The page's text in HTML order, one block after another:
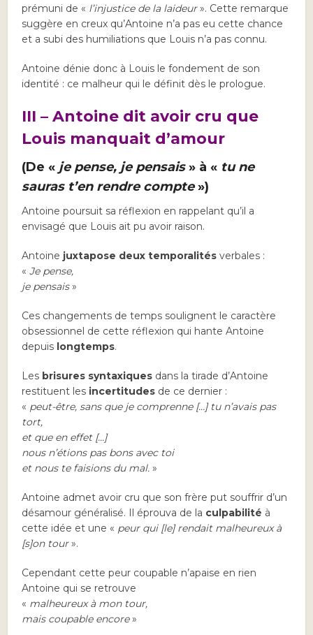
prémuni de « l’injustice de la laideur». Cette remarque
suggère en creux qu’Antoine n’a pas eu cette chance
et a subi des humiliations que Louis n’a pas connu.
Antoine dénie donc à Louis le fondement de son
identité : ce malheur qui le définit dès le prologue.
III – Antoine dit avoir cru que
Louis manquait d’amour
(De « je pense, je pensais» à « tu ne
sauras t’en rendre compte»)
Antoine poursuit sa réflexion en rappelant qu’il a
envisagé que Louis ait pu avoir raison.
Antoine juxtapose deux temporalités verbales :
«Je pense,
je pensais»
Ces changements de temps soulignent le caractère
obsessionnel de cette réflexion qui hante Antoine
depuis longtemps.
Les brisures syntaxiques dans la tirade d’Antoine
restituent les incertitudes de ce dernier :
« peut-être, sans que je comprenne […] tu n’avais pas
tort,
et que en effet […]
nous n’étions pas bons avec toi
et nous te faisions du mal. »
Antoine admet avoir cru que son frère put souffrir d’un
désamour généralisé. Il éprouva de la culpabilité à
cette idée et une « peur qui [le] rendait malheureux à
[s]on tour».
Cependant cette peur coupable n’apaise en rien
Antoine qui se retrouve
« malheureux à mon tour,
mais coupable encore»